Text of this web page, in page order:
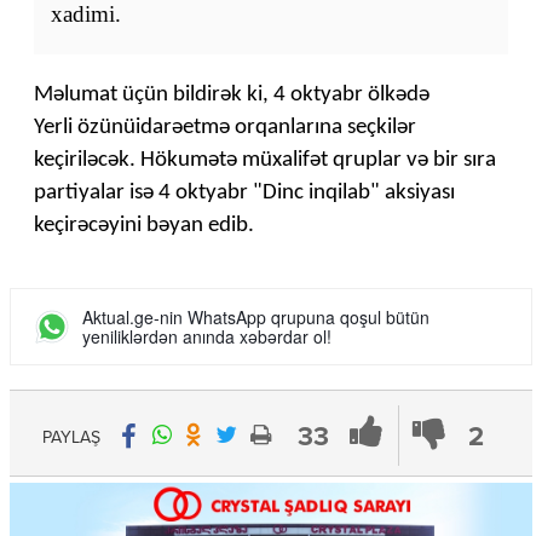
xadimi.
Məlumat üçün bildirək ki, 4 oktyabr ölkədə
Yerli özünüidarəetmə orqanlarına seçkilər
keçiriləcək. Hökumətə müxalifət qruplar və bir sıra
partiyalar isə 4 oktyabr "Dinc inqilab" aksiyası
keçirəcəyini bəyan edib.
Aktual.ge-nin WhatsApp qrupuna qoşul bütün
yeniliklərdən anında xəbərdar ol!
33 2
PAYLAŞ